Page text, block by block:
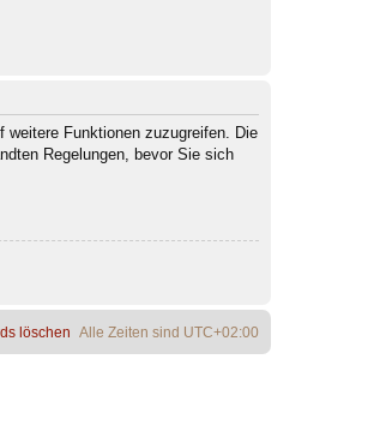
Funktionen zuzugreifen. Die
Regelungen, bevor Sie sich
Alle Zeiten sind UTC+02:00
löschen